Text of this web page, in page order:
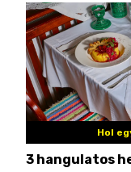
Hol
3 hangulatos